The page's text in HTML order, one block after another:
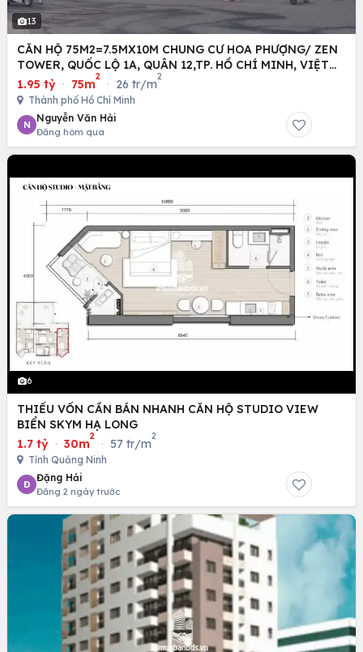
13
CĂN HỘ 75M2=7.5MX10M CHUNG CƯ HOA PHƯỢNG/ ZEN
TOWER, QUỐC LỘ 1A, QUÂN 12,TP. HỒ CHÍ MINH, VIỆT
NAM
1.95 tỷ · 75m
2
· 26 tr/m
2
Thành phố Hồ Chí Minh
N
Nguyễn Văn Hải
Đăng hôm qua
6
THIẾU VỐN CẦN BÁN NHANH CĂN HỘ STUDIO VIEW
BIỂN SKYM HẠ LONG
1.7 tỷ · 30m
2
· 57 tr/m
2
Tỉnh Quảng Ninh
Đ
Đặng Hải
Đăng 2 ngày trước